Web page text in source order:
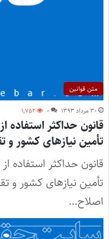
متن قوانین
۳۰ مرداد ۱۳۹۳ ۰ ۱,۷۵۲
قانون حداکثر استفاده
تأمین نیازهای کشور و
قانون حداکثر استفاده
تأمین نیازهای کشور و
اصلاح…